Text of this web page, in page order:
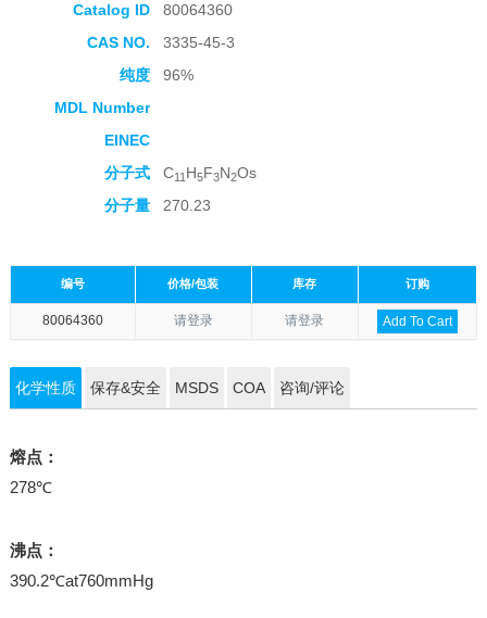
收藏产品
Catalog ID
80064360
CAS NO.
3335-45-3
纯度
96%
MDL Number
EINEC
分子式
C11 H5F3N2Os
分子量
270.23
编号 价格/包装 库存 订购
80064360 请登录 请登录 Add To Cart
化学性质 保存&安全 MSDS COA 咨询/评论
熔点：
278℃
沸点：
390.2℃at760mmHg